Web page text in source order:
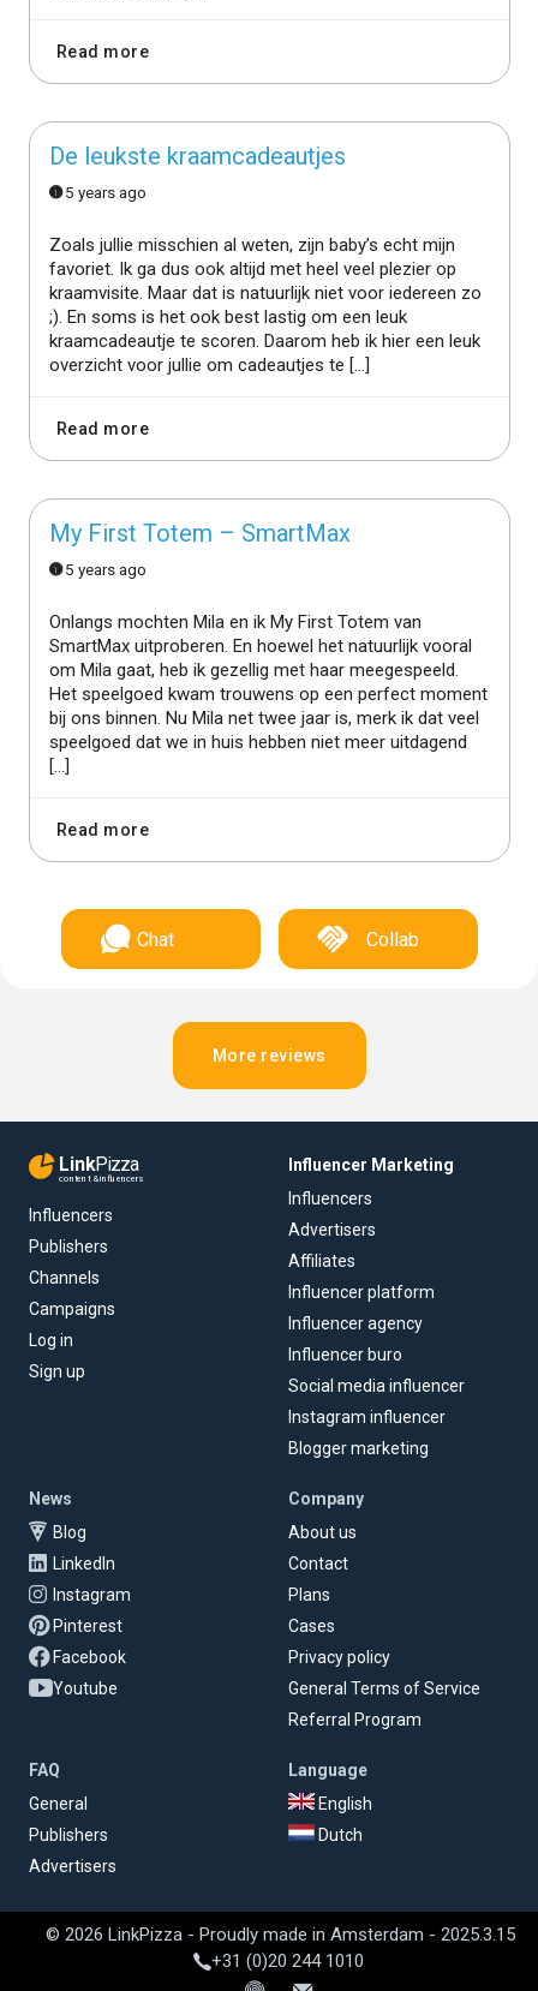
Read more
De leukste kraamcadeautjes
5 years ago
Zoals jullie misschien al weten, zijn baby’s echt mijn
favoriet. Ik ga dus ook altijd met heel veel plezier op
kraamvisite. Maar dat is natuurlijk niet voor iedereen zo
;). En soms is het ook best lastig om een leuk
kraamcadeautje te scoren. Daarom heb ik hier een leuk
overzicht voor jullie om cadeautjes te […]
Read more
My First Totem – SmartMax
5 years ago
Onlangs mochten Mila en ik My First Totem van
SmartMax uitproberen. En hoewel het natuurlijk vooral
om Mila gaat, heb ik gezellig met haar meegespeeld.
Het speelgoed kwam trouwens op een perfect moment
bij ons binnen. Nu Mila net twee jaar is, merk ik dat veel
speelgoed dat we in huis hebben niet meer uitdagend
[…]
Read more
Chat Collab
More reviews
LinkPizza
content & influencers
Influencers
Publishers
Channels
Campaigns
Log in
Sign up
Influencer Marketing
Influencers
Advertisers
Affiliates
Influencer platform
Influencer agency
Influencer buro
Social media influencer
Instagram influencer
Blogger marketing
News
Blog
LinkedIn
Instagram
Pinterest
Facebook
Youtube
Company
About us
Contact
Plans
Cases
Privacy policy
General Terms of Service
Referral Program
FAQ
General
Publishers
Advertisers
Language
English
Dutch
© 2026 LinkPizza - Proudly made in Amsterdam - 2025.3.15
+31 (0)20 244 1010